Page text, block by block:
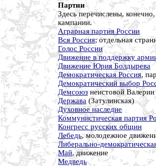
Партии
Здесь перечислены,
кампании.
Аграрная партия России
Вся Россия; отдельная
Голос России
Движение в поддержку
Движение Юрия Болдырева
Демократическая Россия,
Демократический выбор
Демсоюзнеистовой
Держава (Затулинская)
Духовное наследие
Коммунистическая партия
Конгресс русских общин
Лебедь, молодежное
Либерально-
Май, движение
Медведь